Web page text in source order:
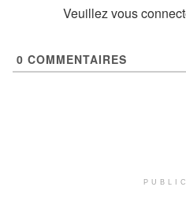
Veuillez vous
0 COMMENTAIRES